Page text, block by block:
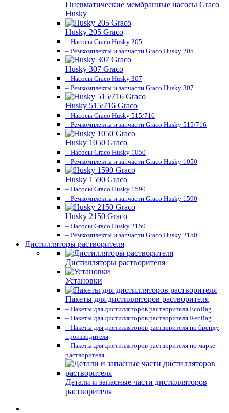
Пневматические мембранные насосы Graco
Husky
Husky 205 Graco
– Насосы Graco Husky 205
– Ремкомплекты и запчасти Graco Husky 205
Husky 307 Graco
– Насосы Graco Husky 307
– Ремкомплекты и запчасти Graco Husky 307
Husky 515/716 Graco
– Насосы Graco Husky 515/716
– Ремкомплекты и запчасти Graco Husky 515/716
Husky 1050 Graco
– Насосы Graco Husky 1050
– Ремкомплекты и запчасти Graco Husky 1050
Husky 1590 Graco
– Насосы Graco Husky 1590
– Ремкомплекты и запчасти Graco Husky 1590
Husky 2150 Graco
– Насосы Graco Husky 2150
– Ремкомплекты и запчасти Graco Husky 2150
Дистилляторы растворителя
Дистилляторы растворителя
Установки
Пакеты для дистилляторов растворителя
– Пакеты для дистилляторов растворителя EcoBag
– Пакеты для дистилляторов растворителя RecBag
– Пакеты для дистилляторов растворителя по бренду
производителя
– Пакеты для дистилляторов растворителя по марке
растворителя
Детали и запасные части дистилляторов
растворителя